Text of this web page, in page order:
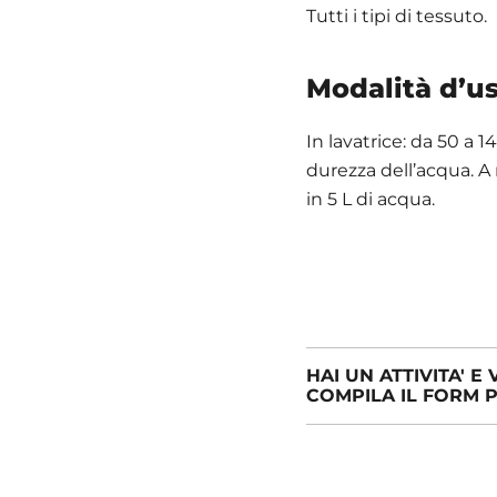
Tutti i tipi di tessuto.
Modalità
In lavatrice: da 50 a
durezza dell’acqua.
in 5 L di acqua.
HAI UN ATTIVITA' E
COMPILA IL FORM